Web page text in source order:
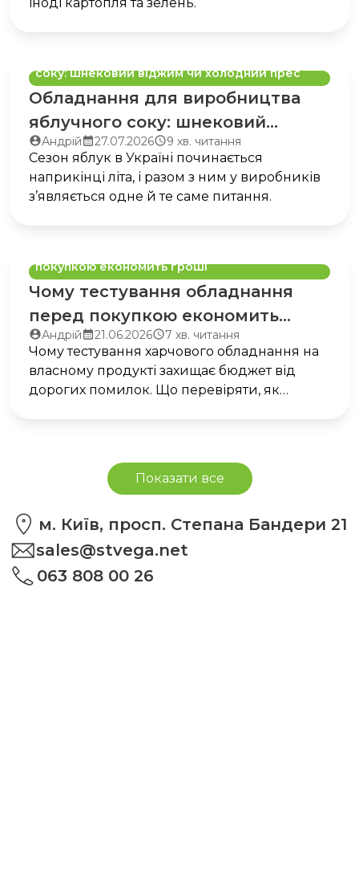
іноді картопля та зелень.
соку: шнековий віджим чи холодний прес
Обладнання для виробництва
яблучного соку: шнековий
віджим чи холодний прес
Автор
запису:
АндрійЗапис
опубліковано:
27.07.2026Час
читання:
9 хв. читання
Сезон яблук в Україні починається
наприкінці літа, і разом з ним у виробників
з’являється одне й те саме питання.
покупкою економить гроші
Чому тестування обладнання
перед покупкою економить
гроші
Автор
запису:
АндрійЗапис
опубліковано:
21.06.2026Час
читання:
7 хв. читання
Чому тестування харчового обладнання на
власному продукті захищає бюджет від
дорогих помилок. Що перевіряти, як
Показати все
м. Київ, просп. Степана Бандери 21
sales@stvega.net
063 808 00 26